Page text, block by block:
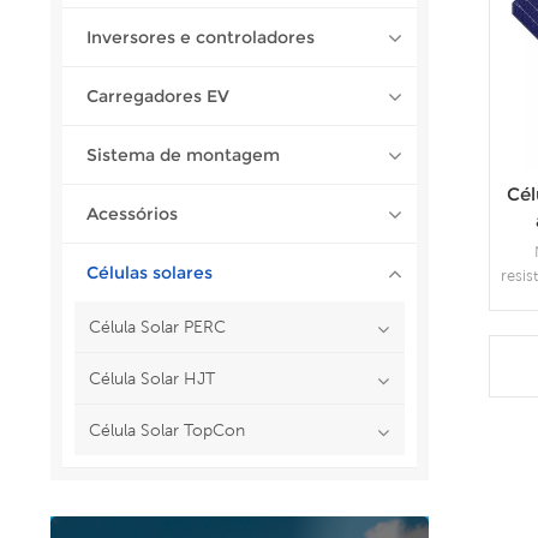
Inversores e controladores
Carregadores EV
Sistema de montagem
Acessórios
Células solares
Célula Solar PERC
Célula Solar HJT
Célula Solar TopCon